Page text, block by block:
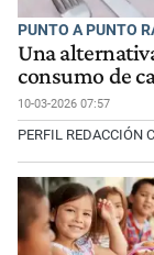
PUNTO A PUNTO
Una
consumo de
10-03-2026 07:57
PERFIL REDACCIÓN